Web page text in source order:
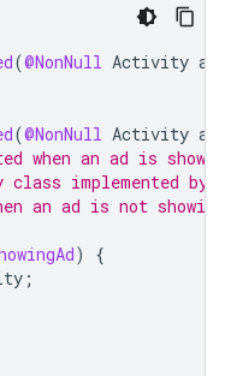
(@NonNull Activity
(@NonNull Activity
an ad is
implemented
an ad is not
)
{
;